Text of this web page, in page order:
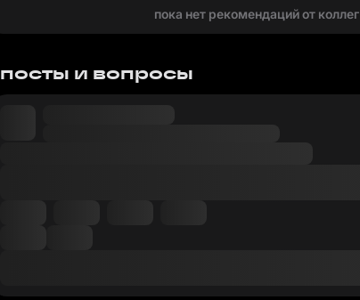
пока нет рекомендаций от коллег
посты и вопросы